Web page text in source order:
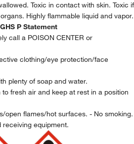
Toxic in contact with skin. Toxic if
Highly flammable liquid and vapor.
GHS P Statement
call a POISON CENTER or
clothing/eye protection/face
plenty of soap and water.
fresh air and keep at rest in a position
open flames/hot surfaces. - No smoking.
equipment.